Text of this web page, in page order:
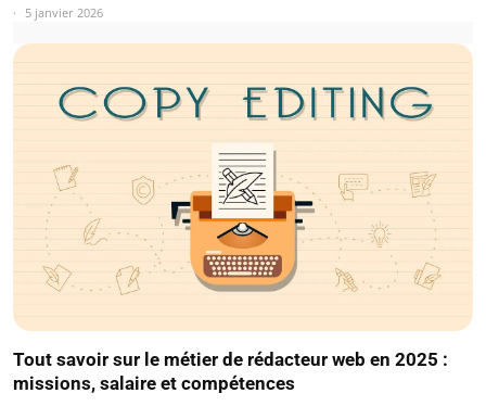
5 janvier 2026
Tout savoir sur le métier de rédacteur web en 2025 :
missions, salaire et compétences